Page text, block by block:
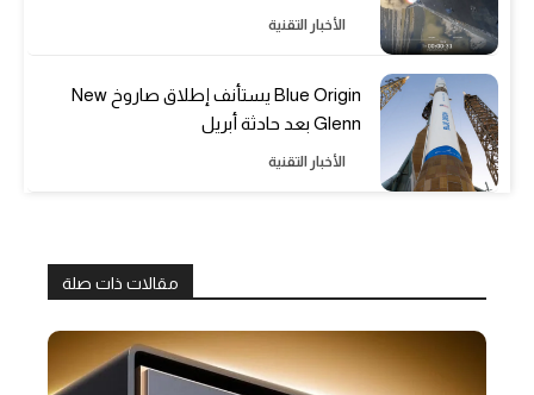
الأخبار التقنية
Blue Origin يستأنف إطلاق صاروخ New
Glenn بعد حادثة أبريل
الأخبار التقنية
مقالات ذات صلة